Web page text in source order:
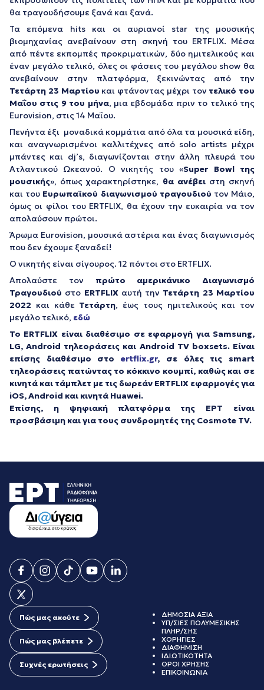
θα τραγουδήσουμε ξανά και ξανά.
Τα επόμενα hits και οι αυριανοί star της μουσικής
βιομηχανίας ανεβαίνουν στη σκηνή του ERTFLIX. Μέσα
από πέντε εκπομπές προκριματικών, δύο ημιτελικούς και
έναν μεγάλο τελικό, όλες οι φάσεις του μεγάλου show θα
ανεβαίνουν στην πλατφόρμα, ξεκινώντας από την
Τετάρτη 23 Μαρτίου και φτάνοντας μέχρι τον τελικό του
Μαΐου στις 9 του μήνα, μια εβδομάδα πριν το τελικό της
Εurovision, στις 14 Μαΐου.
Πενήντα έξι μοναδικά κομμάτια από όλα τα μουσικά είδη,
και αναγνωρισμένοι καλλιτέχνες από solo artists μέχρι
μπάντες και dj’s, διαγωνίζονται στην άλλη πλευρά του
Ατλαντικού Ωκεανού. Ο νικητής του «Super Bowl της
μουσικής», όπως χαρακτηρίστηκε, θα ανέβειστη σκηνή
και του Ευρωπαϊκού διαγωνισμού τραγουδιού τον Μάιο,
όμως οι φίλοι του ERTFLIX, θα έχουν την ευκαιρία να τον
απολαύσουν πρώτοι.
Άρωμα Eurovision, μουσικά αστέρια και ένας διαγωνισμός
που δεν έχουμε ξαναδεί!
Ο νικητής είναι σίγουρος. 12 πόντοι στο ERTFLIX.
Απολαύστε τον πρώτο αμερικάνικο Διαγωνισμό
Τραγουδιού στο ERTFLIXαυτή την Τετάρτη 23 Μαρτίου
2022 και κάθε Τετάρτη, έως τους ημιτελικούς και τον
μεγάλο τελικό, εδώ
Το ERTFLIX είναι διαθέσιμο σε εφαρμογή για Samsung,
LG, Android τηλεοράσεις και Android TV boxsets. Είναι
επίσης διαθέσιμο στοertflix.gr, σε όλες τις smart
τηλεοράσεις πατώντας το κόκκινο κουμπί, καθώς και σε
κινητά και τάμπλετ με τις δωρεάν ERTFLIX εφαρμογές για
iOS, Android και κινητά Huawei.
Επίσης, η ψηφιακή πλατφόρμα της ΕΡΤ είναι
προσβάσιμη και για τους συνδρομητές της Cosmote TV.
Πώς μας ακούτε
Πώς μας βλέπετε
Συχνές ερωτήσεις
ΔΗΜΟΣΙΑ ΑΞΙΑ
ΥΠ/ΣΙΕΣ ΠΟΛΥΜΕΣΙΚΗΣ
ΠΛΗΡ/ΣΗΣ
ΧΟΡΗΓΙΕΣ
ΔΙΑΦΗΜΙΣΗ
ΙΔΙΩΤΙΚΟΤΗΤΑ
ΟΡΟΙ ΧΡΗΣΗΣ
ΕΠΙΚΟΙΝΩΝΙΑ